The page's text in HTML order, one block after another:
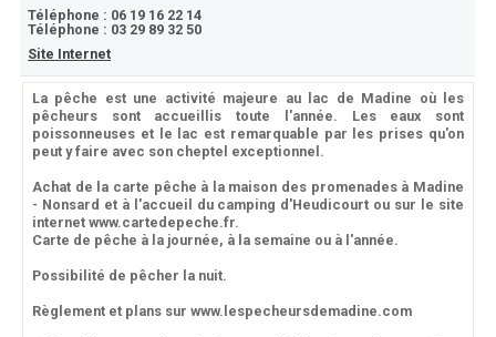
Téléphone : 06 19 16 22 14
Téléphone : 03 29 89 32 50
Site Internet
La pêche est une activité majeure au lac de Madine où les
pêcheurs sont accueillis toute l'année. Les eaux sont
poissonneuses et le lac est remarquable par les prises qu'on
peut y faire avec son cheptel exceptionnel.
Achat de la carte pêche à la maison des promenades à Madine
- Nonsard et à l'accueil du camping d'Heudicourt ou sur le site
internet www.cartedepeche.fr.
Carte de pêche à la journée, à la semaine ou à l'année.
Possibilité de pêcher la nuit.
Règlement et plans sur www.lespecheursdemadine.com